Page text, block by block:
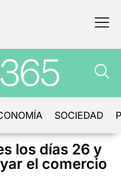
SOCIEDAD
los días 26 y
el comercio